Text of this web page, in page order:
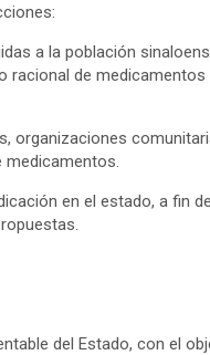
a la población
racional de medicamentos
organizaciones
en el estado, a fin de
del Estado, con el